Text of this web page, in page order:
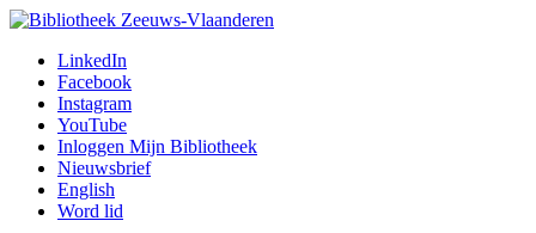
LinkedIn
Facebook
Instagram
YouTube
Inloggen Mijn Bibliotheek
Nieuwsbrief
English
Word lid